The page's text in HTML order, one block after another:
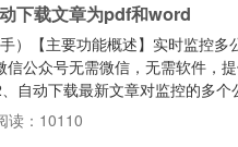
下载文章为pdf和word
）【主要功能概述】实时监控多
公众号无需微信，无需软件，
自动下载最新文章对监控的多
本地电脑03、无感生成个人文
方便，支持按时间筛选哦04、每
读：10110